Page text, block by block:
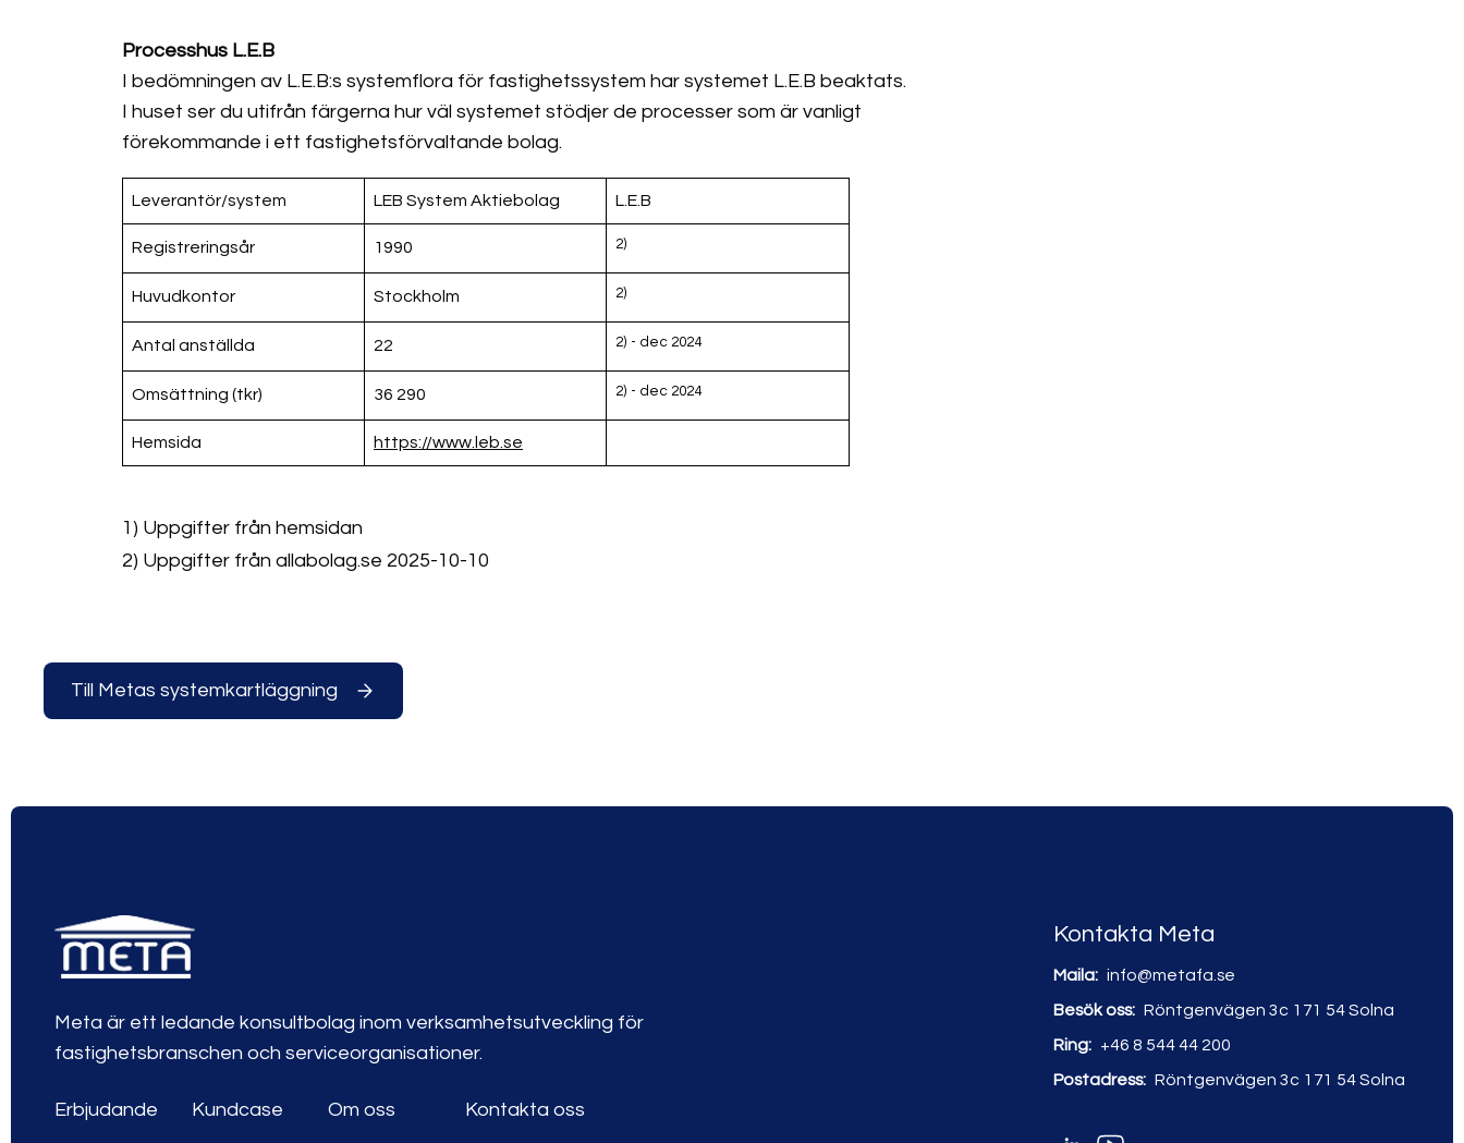
Processhus L.E.B
I bedömningen av L.E.B:s systemflora för fastighetssystem har systemet L.E.B beaktats.
I huset ser du utifrån färgerna hur väl systemet stödjer de processer som är vanligt
förekommande i ett fastighetsförvaltande bolag.
Leverantör/system LEB System Aktiebolag L.E.B
Registreringsår 1990 2)
Huvudkontor Stockholm 2)
Antal anställda 22 2) - dec 2024
Omsättning (tkr) 36 290 2) - dec 2024
Hemsida https://www.leb.se
1) Uppgifter från hemsidan
2) Uppgifter från allabolag.se 2025-10-10
Till Metas systemkartläggning
Meta är ett ledande konsultbolag inom verksamhetsutveckling för
fastighetsbranschen och serviceorganisationer.
Erbjudande Kundcase Om oss Kontakta oss
Kontakta Meta
Maila: info@metafa.se
Besök oss: Röntgenvägen 3c 171 54 Solna
Ring: +46 8 544 44 200
Postadress: Röntgenvägen 3c 171 54 Solna